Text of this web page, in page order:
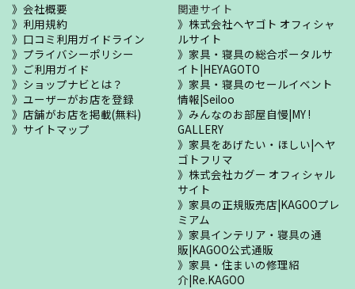
会社概要
利用規約
口コミ利用ガイドライン
プライバシーポリシー
ご利用ガイド
ショップナビとは？
ユーザーがお店を登録
店舗がお店を掲載(無料)
サイトマップ
関連サイト
株式会社ヘヤゴト オフィシャ
ルサイト
家具・寝具の総合ポータルサ
イト|HEYAGOTO
家具・寝具のセールイベント
情報|Seiloo
みんなのお部屋自慢|MY !
GALLERY
家具をあげたい・ほしい|ヘヤ
ゴトフリマ
株式会社カグー オフィシャル
サイト
家具の正規販売店|KAGOOプレ
ミアム
家具インテリア・寝具の通
販|KAGOO公式通販
家具・住まいの修理紹
介|Re.KAGOO